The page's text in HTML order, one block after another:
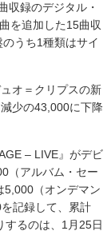
収録のデジタル・
を追加した15曲収
うち1種類はサイ
オ＝クリプスの新
少の43,000に下降
– LIVE』がデビ
（アルバム・セー
5,000（オンデマン
記録して、累計
するのは、1月25日